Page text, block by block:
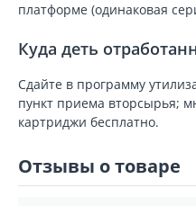
платформе (одинаковая
Куда деть
Сдайте в программу
пункт приема вторсырья;
картриджи бесплатно.
Отзывы о товаре